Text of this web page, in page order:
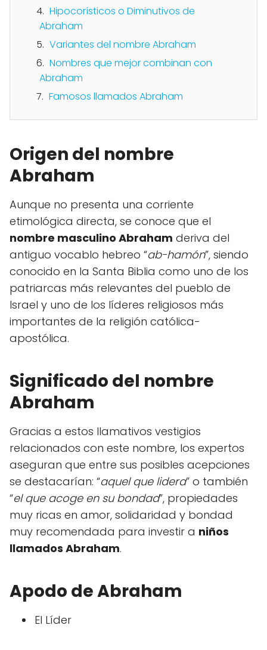
Hipocorísticos o Diminutivos de
Abraham
Variantes del nombre Abraham
Nombres que mejor combinan con
Abraham
Famosos llamados Abraham
Origen del nombre
Abraham
Aunque no presenta una corriente
etimológica directa, se conoce que el
nombre masculino Abraham deriva del
antiguo vocablo hebreo “ab-hamón”, siendo
conocido en la Santa Biblia como uno de los
patriarcas más relevantes del pueblo de
Israel y uno de los líderes religiosos más
importantes de la religión católica-
apostólica.
Significado del nombre
Abraham
Gracias a estos llamativos vestigios
relacionados con este nombre, los expertos
aseguran que entre sus posibles acepciones
se destacarían: “aquel que lidera” o también
“el que acoge en su bondad”, propiedades
muy ricas en amor, solidaridad y bondad
muy recomendada para investir a niños
llamados Abraham.
Apodo de Abraham
El Líder